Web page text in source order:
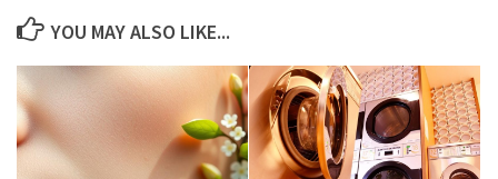
YOU MAY ALSO LIKE...